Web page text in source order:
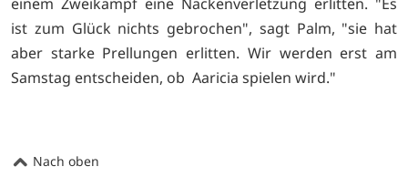
ist zum Glück nichts gebrochen", sagt Palm, "sie hat
aber starke Prellungen erlitten. Wir werden erst am
Samstag entscheiden, ob Aaricia spielen wird."
Nach oben